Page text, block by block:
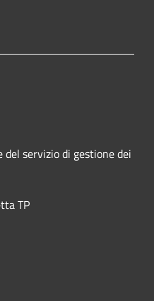
del servizio di gestione dei
TP